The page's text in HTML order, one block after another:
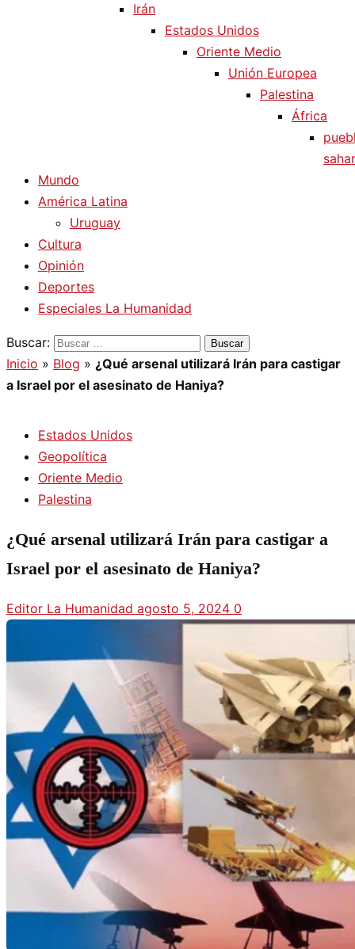
Irán
Estados Unidos
Oriente Medio
Unión Europea
Palestina
África
Mundo
América Latina
Uruguay
Cultura
Opinión
Deportes
Especiales La Humanidad
Buscar:
Inicio » Blog » ¿Qué arsenal utilizará Irán para castigar
a Israel por el asesinato de Haniya?
Estados Unidos
Geopolítica
Oriente Medio
Palestina
¿Qué arsenal utilizará Irán para castigar a
Israel por el asesinato de Haniya?
Editor La Humanidad agosto 5, 2024 0